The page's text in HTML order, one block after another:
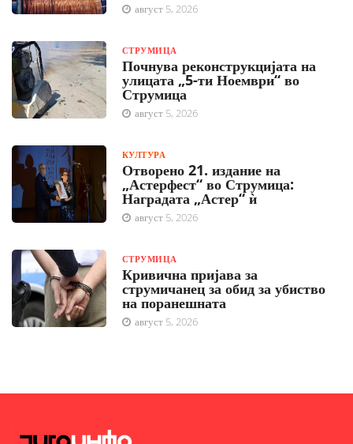
август 5, 2026
СТРУМИЦА
Почнува реконструкцијата на
улицата „5-ти Ноември“ во
Струмица
август 5, 2026
КУЛТУРА
Отворено 21. издание на
„Астерфест“ во Струмица:
Наградата „Астер“ ѝ
август 5, 2026
СТРУМИЦА
Кривична пријава за
струмичанец за обид за убиство
на поранешната
август 5, 2026